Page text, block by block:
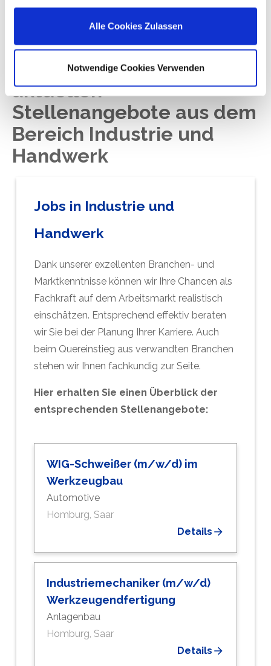
EWR sind. Ohne Ihre Einwilligung dürfen wir nur die
Cookies und andere Technologien auf Ihren Endgeräten
erforderlich sind (Funktionell). Für alle anderen
Anwendungsfälle (Messung/ Marketing) ist Ihre
DSGVO als auch auf die Einwilligung gemäß § 25 Abs. 1
TDDDG. Ihre Einwilligung ist freiwillig, für die Nutzung
unserer Website nicht erforderlich und kann jederzeit mit
Wirkung für die Zukunft über das Icon links unten auf
unserer Website widerrufen werden. Weiterführende
Informationen zum Datenschutz bei Tintschl und über
Datenschutzerklärungund in unserem
Alle Cookies Zulassen
Notwendige Cookies Verwenden
Hier finden Sie die
aktuellen
Stellenangebote aus dem
Bereich Industrie und
Handwerk
Jobs in Industrie und
Handwerk
Dank unserer exzellenten Branchen- und
Marktkenntnisse können wir Ihre Chancen als
Fachkraft auf dem Arbeitsmarkt realistisch
einschätzen. Entsprechend effektiv beraten
wir Sie bei der Planung Ihrer Karriere. Auch
beim Quereinstieg aus verwandten Branchen
stehen wir Ihnen fachkundig zur Seite.
Hier erhalten Sie einen Überblick der
entsprechenden Stellenangebote:
WIG-Schweißer (m/w/d) im
Werkzeugbau
Automotive
Homburg, Saar
Details
Industriemechaniker (m/w/d)
Werkzeugendfertigung
Anlagenbau
Homburg, Saar
Details